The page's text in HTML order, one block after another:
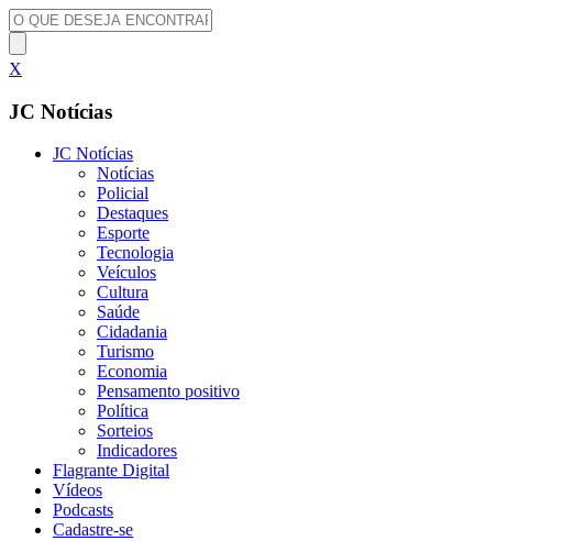
X
JC Notícias
JC Notícias
Notícias
Policial
Destaques
Esporte
Tecnologia
Veículos
Cultura
Saúde
Cidadania
Turismo
Economia
Pensamento positivo
Política
Sorteios
Indicadores
Flagrante Digital
Vídeos
Podcasts
Cadastre-se